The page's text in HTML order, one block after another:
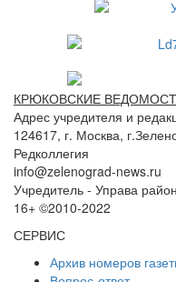
КРЮКОВСКИЕ
Адрес учредителя и
124617, г. Москва,
Редколлегия
info@zelenograd-news.ru
Учредитель - Управа
16+ ©2010-2022
СЕРВИС
Архив номеров